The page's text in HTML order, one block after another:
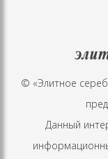
© «Элитное
Данный